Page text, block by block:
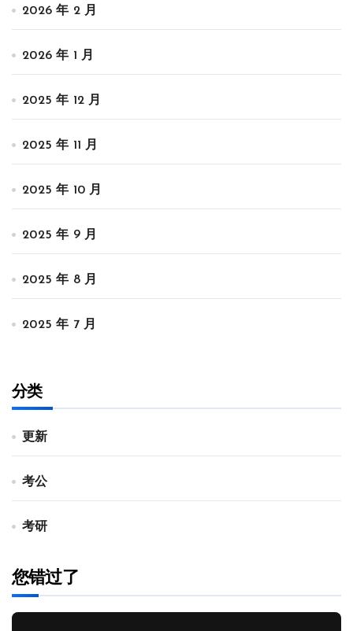
2026 年 2 月
2026 年 1 月
2025 年 12 月
2025 年 11 月
2025 年 10 月
2025 年 9 月
2025 年 8 月
2025 年 7 月
分类
更新
考公
考研
您错过了